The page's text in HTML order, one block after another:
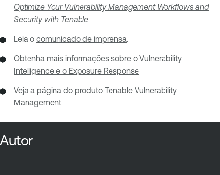
Optimize Your Vulnerability Management Workflows and
Security with Tenable
Leia o comunicado de imprensa.
Obtenha mais informações sobre o Vulnerability
Intelligence e o Exposure Response
Veja a página do produto Tenable Vulnerability
Management
Autor